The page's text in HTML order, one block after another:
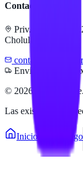
Contacto
Priv. Alejandra
Cholula, Pue.
Envíos a todo
© 2026 Hailan Store
Las existencias y
Inicio Catálogo